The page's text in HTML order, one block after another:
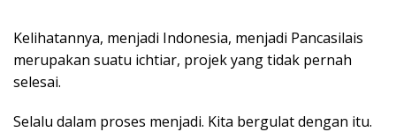
Kelihatannya, menjadi Indonesia, menjadi Pancasilais
merupakan suatu ichtiar, projek yang tidak pernah
selesai.
Selalu dalam proses menjadi. Kita bergulat dengan itu.